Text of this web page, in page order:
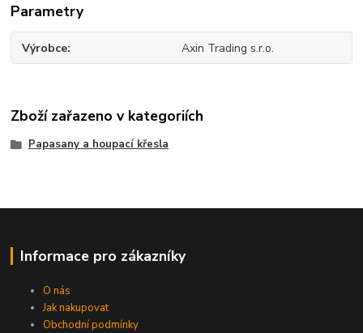
Parametry
Výrobce Axin Trading s.r.o.
Zboží zařazeno v kategoriích
Papasany a houpací křesla
Informace pro zákazníky
O nás
Jak nakupovat
Obchodní podmínky